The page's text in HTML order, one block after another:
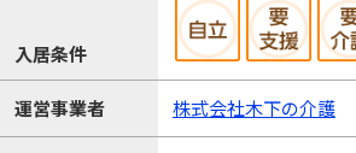
入居条件
運営事業者 株式会社木下の介護